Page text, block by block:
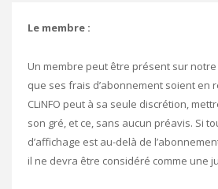
Le membre :
Un membre peut être présent sur
que ses frais d’abonnement soient en
CLiNFO peut à sa seule discrétion,
son gré, et ce, sans aucun préavis. Si
d’affichage est au-delà de
il ne devra être considéré comme une